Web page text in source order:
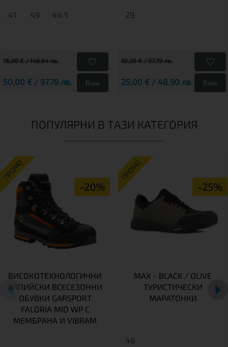
41 49 44.5
76,00 € / 148.64 лв.
50,00 € / 97.79 лв. Виж
29
50,00 € / 97.79 лв.
25,00 € / 48.90 лв. Виж
ПОПУЛЯРНИ В ТАЗИ КАТЕГОРИЯ
ПРОМО
-20%
ВИСОКОТЕХНОЛОГИЧНИ
АЛПИЙСКИ ВСЕСЕЗОННИ
ОБУВКИ GARSPORT
FALORIA MID WP С
МЕМБРАНА И VIBRAM
ПРОМО
-25%
MAX - BLACK / OLIVE
ТУРИСТИЧЕСКИ
МАРАТОНКИ
46